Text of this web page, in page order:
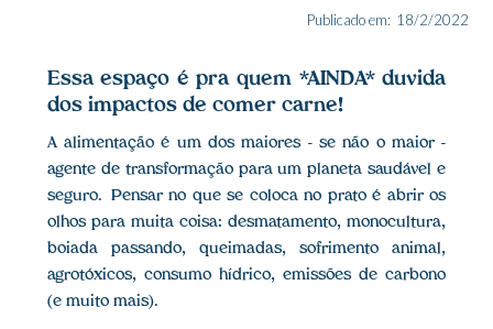
Publicado em: 18/2/2022
Essa espaço é pra quem *AINDA* duvida
dos impactos de comer carne!
A alimentação é um dos maiores - se não o maior -
agente de transformação para um planeta saudável e
seguro. Pensar no que se coloca no prato é abrir os
olhos para muita coisa: desmatamento, monocultura,
boiada passando, queimadas, sofrimento animal,
agrotóxicos, consumo hídrico, emissões de carbono
(e muito mais).